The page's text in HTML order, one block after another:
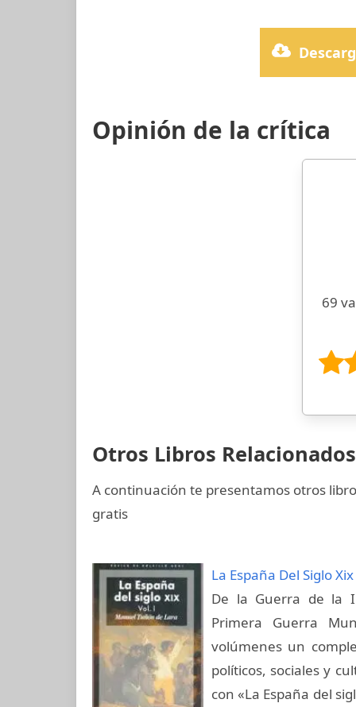
Opinión de la crítica
69
Otros Libros
A continuación te presentamos otros
gratis
La España Del Siglo
De la Guerra de la
Primera Guerra
volúmenes un
políticos, sociales y
con «La España del